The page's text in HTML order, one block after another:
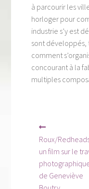
Qui sommes-nous ?
Les éditions Lieux Dits
à parcourir les
horloger pour
industrie s’y est
sont développés,
comment
concourant à la
multiples
Navigation
de
l’article
précédent :
Roux/
un film sur le
de Geneviève